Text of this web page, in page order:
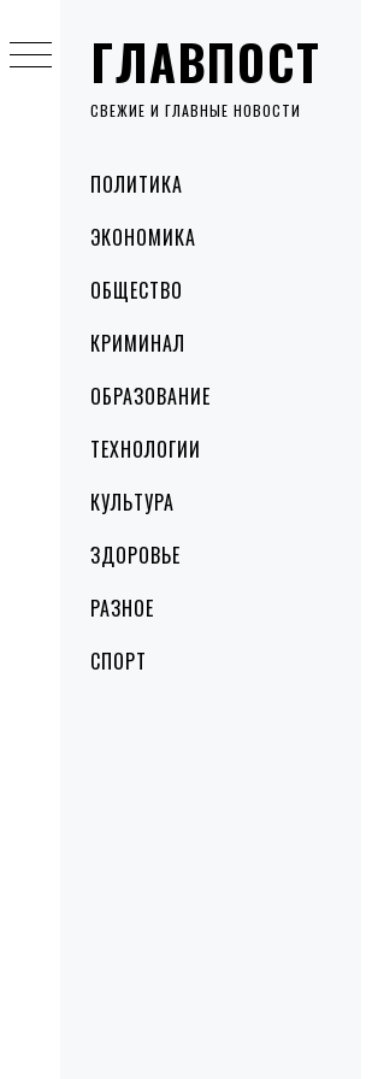
ГЛАВПОСТ
СВЕЖИЕ И ГЛАВНЫЕ НОВОСТИ
MenuПОЛИТИКА
ЭКОНОМИКА
ОБЩЕСТВО
КРИМИНАЛ
ОБРАЗОВАНИЕ
ТЕХНОЛОГИИ
КУЛЬТУРА
ЗДОРОВЬЕ
РАЗНОЕ
СПОРТ
to
content